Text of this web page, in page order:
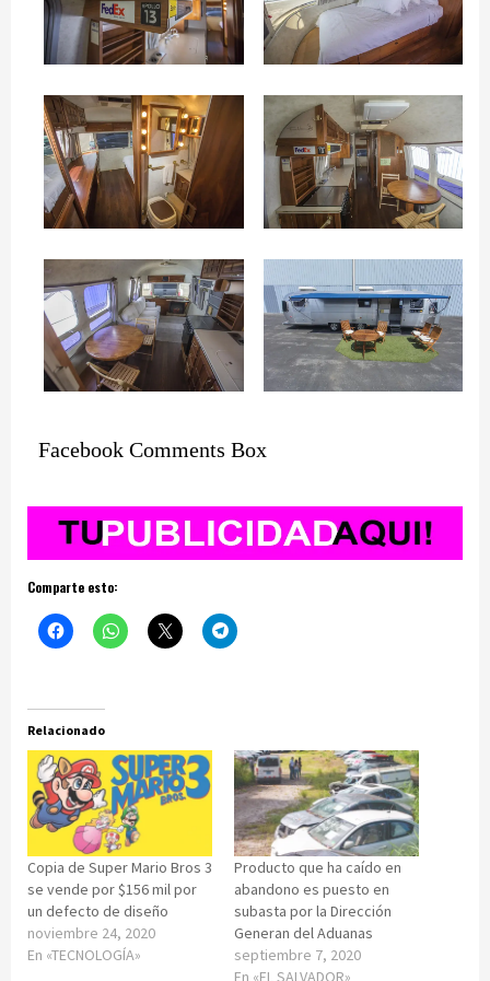
Facebook Comments Box
Comparte esto:
Relacionado
Copia de Super Mario Bros 3
se vende por $156 mil por
un defecto de diseño
noviembre 24, 2020
En «TECNOLOGÍA»
Producto que ha caído en
abandono es puesto en
subasta por la Dirección
Generan del Aduanas
septiembre 7, 2020
En «EL SALVADOR»